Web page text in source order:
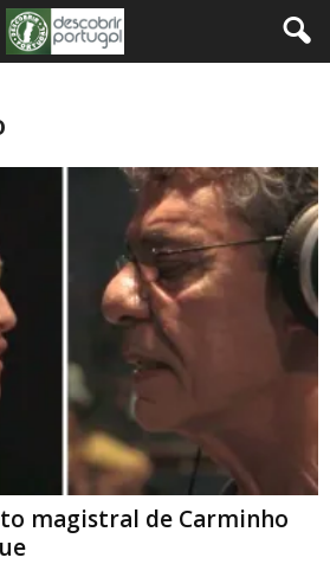
magistral de Carminho